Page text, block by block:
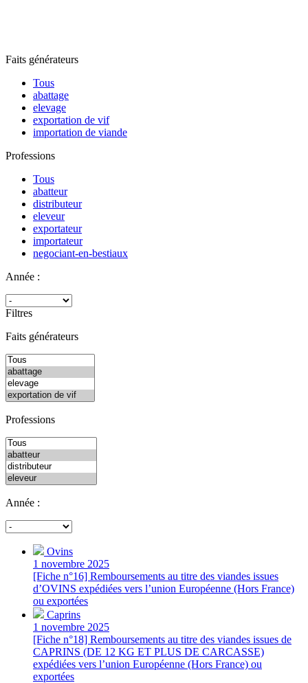
Faits générateurs
Tous
abattage
elevage
exportation de vif
importation de viande
Professions
Tous
abatteur
distributeur
eleveur
exportateur
importateur
negociant-en-bestiaux
Année :
Filtres
Faits générateurs
Professions
Année :
Ovins
1 novembre 2025
[Fiche n°16] Remboursements au titre des viandes issues
d’OVINS expédiées vers l’union Européenne (Hors France)
ou exportées
Caprins
1 novembre 2025
[Fiche n°18] Remboursements au titre des viandes issues de
CAPRINS (DE 12 KG ET PLUS DE CARCASSE)
expédiées vers l’union Européenne (Hors France) ou
exportées